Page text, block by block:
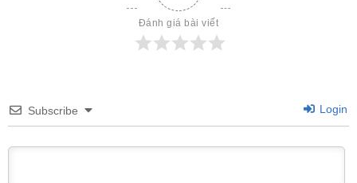
Đánh giá bài viết
Subscribe Login